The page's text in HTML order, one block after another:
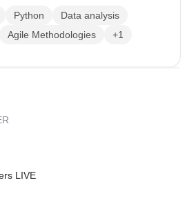
Python
Data analysis
Agile Methodologies +1
LIVE